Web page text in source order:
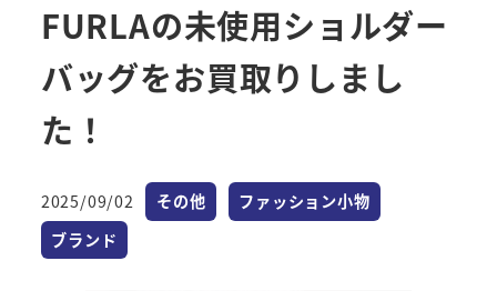
FURLAの未使用ショルダー
バッグをお買取りしまし
た！
投稿日
2025/09/02 カテゴリー
その他 カテゴリー
ファッション小物
カテゴリー
ブランド